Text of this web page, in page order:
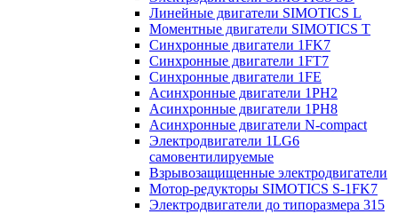
Линейные двигатели SIMOTICS L
Моментные двигатели SIMOTICS T
Синхронные двигатели 1FK7
Синхронные двигатели 1FT7
Синхронные двигатели 1FE
Асинхронные двигатели 1PH2
Асинхронные двигатели 1PH8
Асинхронные двигатели N-compact
Электродвигатели 1LG6
cамовентилируемые
Взрывозащищенные электродвигатели
Мотор-редукторы SIMOTICS S-1FK7
Электродвигатели до типоразмера 315